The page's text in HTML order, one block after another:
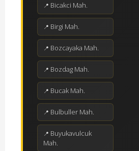
Bicakci Mah.
Birgi Mah.
Bozcayaka Mah.
Bozdag Mah.
Bucak Mah.
Bulbuller Mah.
Buyukavulcuk
Mah.